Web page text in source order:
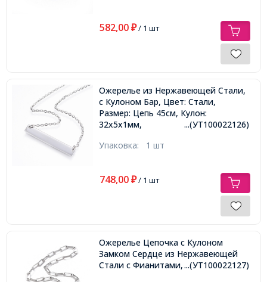
582,00 ₽/ 1 шт
Ожерелье из Нержавеющей Стали,
с Кулоном Бар, Цвет: Стали,
Размер: Цепь 45см, Кулон:
32x5x1мм,
...(УТ100022126)
Упаковка: 1 шт
748,00 ₽/ 1 шт
Ожерелье Цепочка с Кулоном
Замком Сердце из Нержавеющей
Стали с Фианитами, 45см,...(УТ100022127)